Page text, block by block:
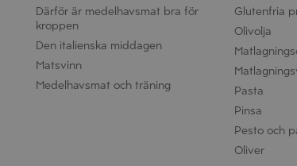
Därför är medelhavsmat bra för
kroppen
Den italienska middagen
Matsvinn
Medelhavsmat och träning
Glutenfria
Olivolja
Pasta
Pinsa
Pesto och
Oliver